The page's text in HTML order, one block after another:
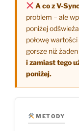
A co z V-
problem – ale
poniżej
połowę
gorsze niż
i zamiast tego
poniżej.
METODY